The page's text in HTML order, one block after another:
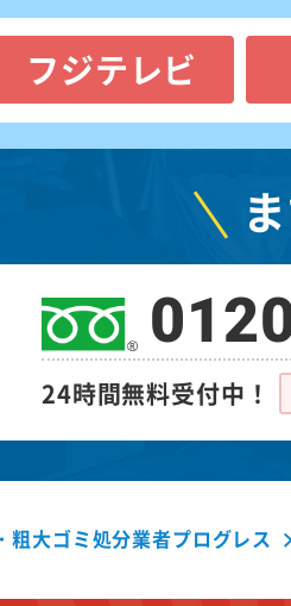
フジテレビ
24時間無料受付中！
粗大ゴミ処分業者プログレス